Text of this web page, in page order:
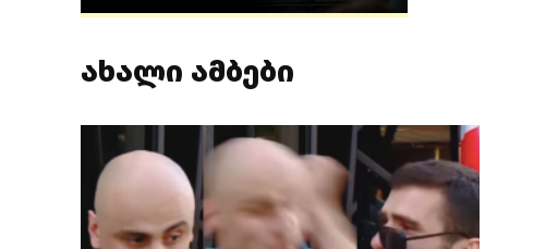
ახალი ამბები